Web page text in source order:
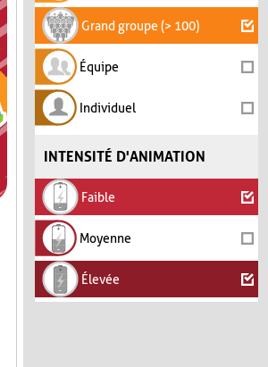
Grand groupe (> 100)
Équipe
Individuel
INTENSITÉ D'ANIMATION
Faible
Moyenne
Élevée